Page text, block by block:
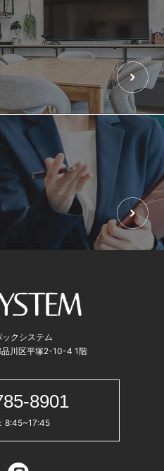
クシステム
川区平塚2-10-4 1階
8901
8:45~17:45